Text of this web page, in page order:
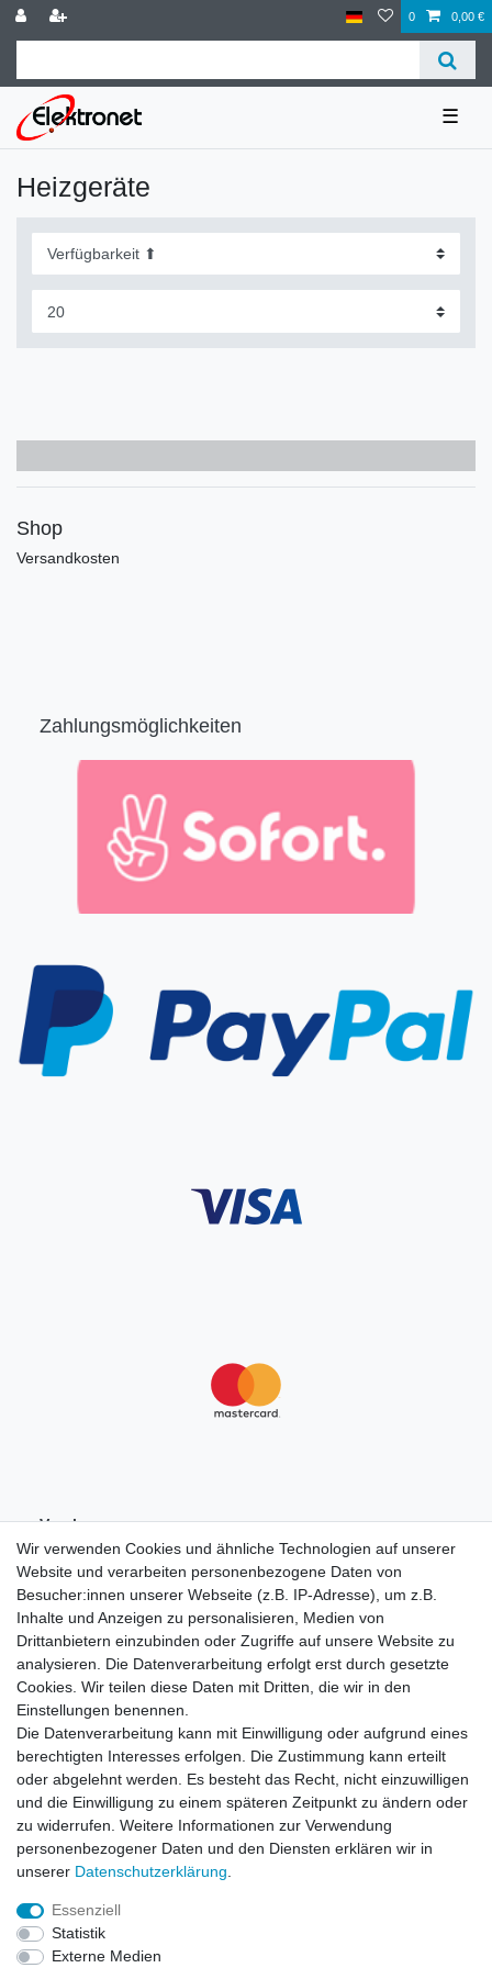
0 0,00 €
☰
Heizgeräte
Shop
Versandkosten
Zahlungsmöglichkeiten
Vorab-
Überweisung
Wir verwenden Cookies und ähnliche Technologien auf unserer
Website und verarbeiten personenbezogene Daten von
Besucher:innen unserer Webseite (z.B. IP-Adresse), um z.B.
Inhalte und Anzeigen zu personalisieren, Medien von
Drittanbietern einzubinden oder Zugriffe auf unsere Website zu
analysieren. Die Datenverarbeitung erfolgt erst durch gesetzte
Cookies. Wir teilen diese Daten mit Dritten, die wir in den
Einstellungen benennen.
Die Datenverarbeitung kann mit Einwilligung oder aufgrund eines
berechtigten Interesses erfolgen. Die Zustimmung kann erteilt
oder abgelehnt werden. Es besteht das Recht, nicht einzuwilligen
und die Einwilligung zu einem späteren Zeitpunkt zu ändern oder
zu widerrufen. Weitere Informationen zur Verwendung
personenbezogener Daten und den Diensten erklären wir in
unserer Daten­schutz­erklärung
Essenziell
Statistik
Externe Medien